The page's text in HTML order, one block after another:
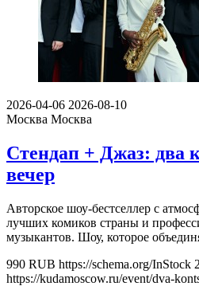
2026-04-06 2026-08-10
Москва Москва
Стендап + Джаз: два
вечер
Авторское шоу-бестселлер с
лучших комиков страны и
музыкантов. Шоу, которое
990 RUB https://schema.org/InStock
https://kudamoscow.ru/event/dva-